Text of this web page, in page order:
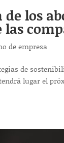
los
de empresa
de
lugar el